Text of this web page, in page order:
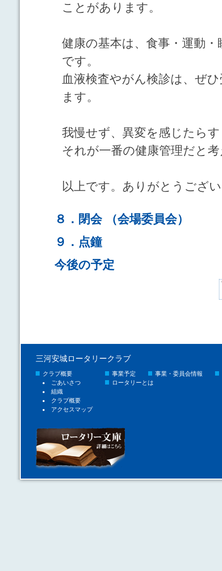
ことがあります。
健康の基本は、食事・運動
です。
血液検査やがん検診は、ぜ
ます。
我慢せず、異変を感じたら
それが一番の健康管理だと
以上です。ありがとうござ
８．閉会 （会場委員会）
９．点鐘
今後の予定
三河安城ロータリークラブ
クラブ概要
ごあいさつ
組織
クラブ概要
アクセスマップ
事業予定
事業・委員会情報
ロータリーとは